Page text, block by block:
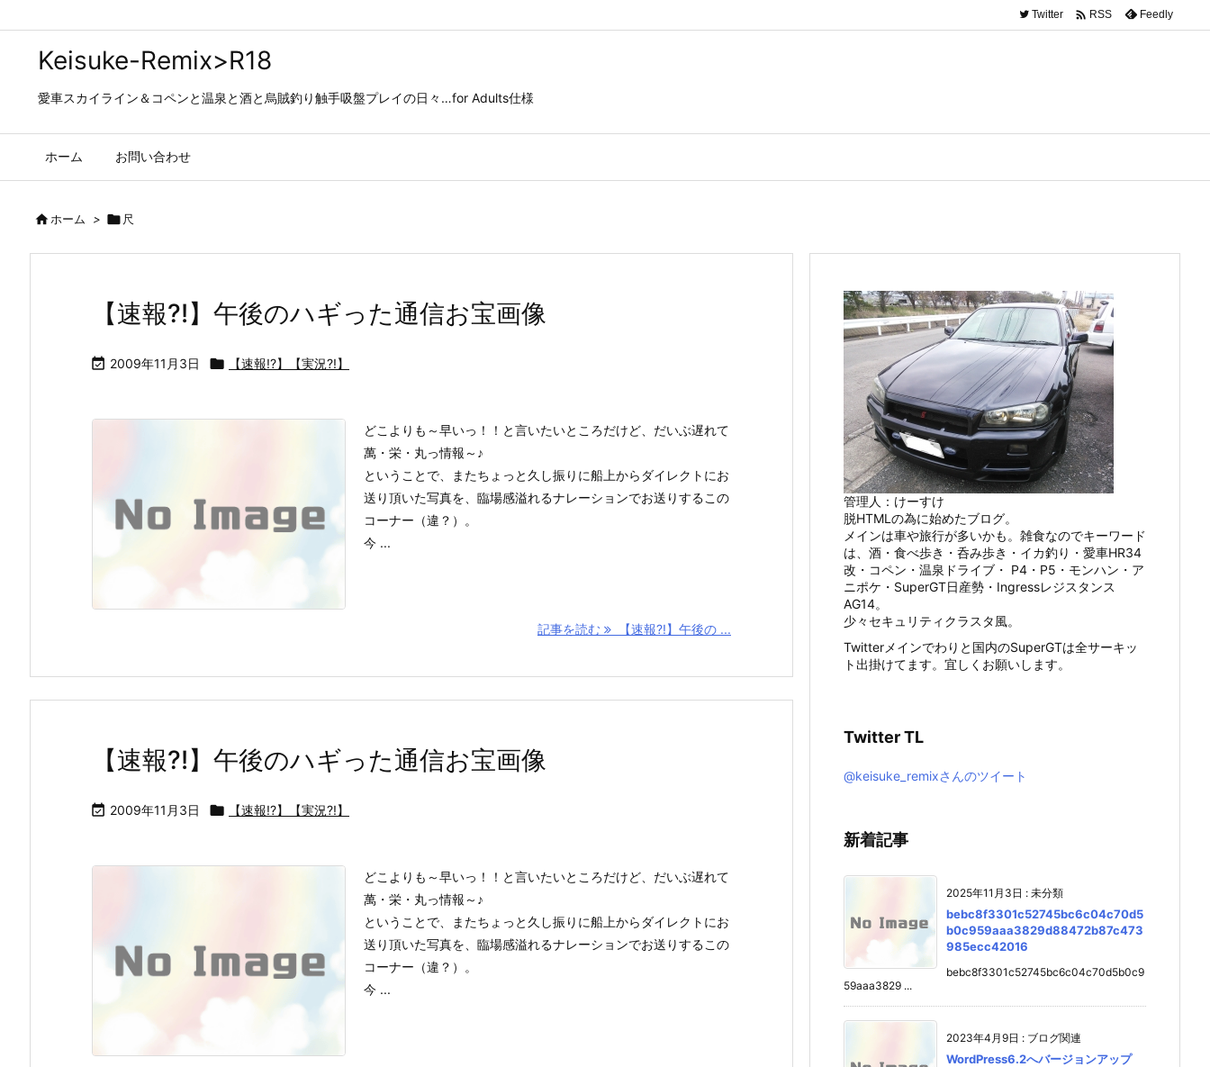
Keisuke-Remix>R18
愛車スカイライン＆コペンと温泉と酒と烏賊釣り触手吸盤プレイの日々…for Adults仕様
ホーム お問い合わせ
Twitter  RSS Feedly
ホーム >  尺
【速報?!】午後のハギった通信お宝画像
 2009年11月3日  【速報!?】【実況?!】
どこよりも～早いっ！！と言いたいところだけど、だいぶ遅れて
萬・栄・丸っ情報～♪
ということで、またちょっと久し振りに船上からダイレクトにお
送り頂いた写真を、臨場感溢れるナレーションでお送りするこの
コーナー（違？）。
今 ...
記事を読む 【速報?!】午後の ...
【速報?!】午後のハギった通信お宝画像
 2009年11月3日  【速報!?】【実況?!】
どこよりも～早いっ！！と言いたいところだけど、だいぶ遅れて
萬・栄・丸っ情報～♪
ということで、またちょっと久し振りに船上からダイレクトにお
送り頂いた写真を、臨場感溢れるナレーションでお送りするこの
コーナー（違？）。
今 ...
管理人：けーすけ
脱HTMLの為に始めたブログ。
メインは車や旅行が多いかも。雑食なのでキーワード
は、酒・食べ歩き・呑み歩き・イカ釣り・愛車HR34
改・コペン・温泉ドライブ・ P4・P5・モンハン・ア
ニポケ・SuperGT日産勢・Ingressレジスタンス
AG14。
少々セキュリティクラスタ風。
Twitterメインでわりと国内のSuperGTは全サーキッ
ト出掛けてます。宜しくお願いします。
Twitter TL
@keisuke_remixさんのツイート
新着記事
2025年11月3日 : 未分類
bebc8f3301c52745bc6c04c70d5
b0c959aaa3829d88472b87c473
985ecc42016
bebc8f3301c52745bc6c04c70d5b0c9
59aaa3829 ...
2023年4月9日 : ブログ関連
WordPress6.2へバージョンアップ